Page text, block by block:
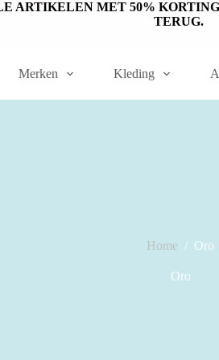
ARTIKELEN MET 50%
TERUG.
Merken Kleding
Home / Oro
Oro